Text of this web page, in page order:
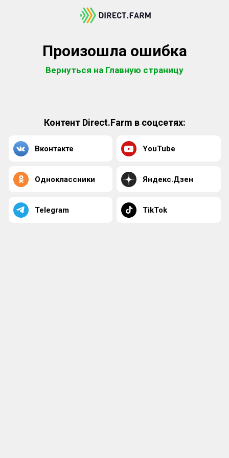
Произошла ошибка
Вернуться на Главную страницу
Контент Direct.Farm в соцсетях:
Вконтакте YouTube
Одноклассники Яндекс.Дзен
Telegram TikTok